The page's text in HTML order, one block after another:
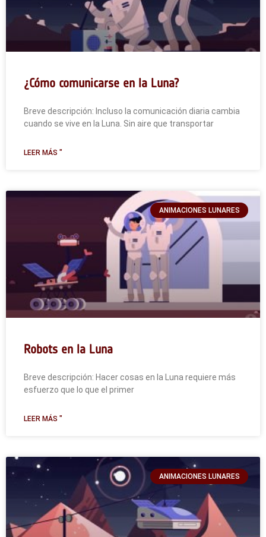
¿Cómo comunicarse en la Luna?
Breve descripción: Incluso la comunicación diaria cambia
cuando se vive en la Luna. Sin aire que transportar
LEER MÁS "
ANIMACIONES LUNARES
Robots en la Luna
Breve descripción: Hacer cosas en la Luna requiere más
esfuerzo que lo que el primer
LEER MÁS "
ANIMACIONES LUNARES